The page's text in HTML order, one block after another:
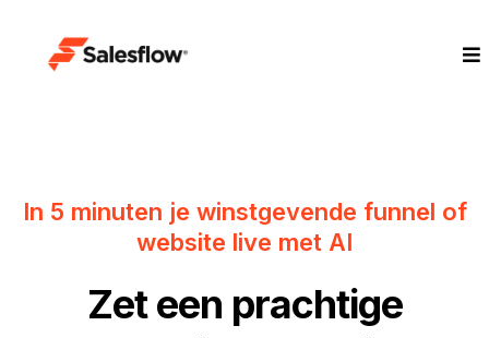
In 5 minuten je winstgevende funnel of
website live met AI
Zet een prachtige